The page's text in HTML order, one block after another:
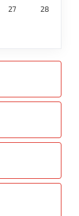
27 28